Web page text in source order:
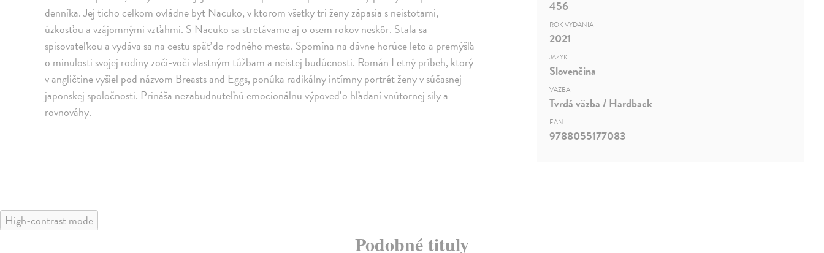
denníka. Jej ticho celkom ovládne byt Nacuko, v ktorom všetky tri ženy zápasia s neistotami,
úzkosťou a vzájomnými vzťahmi. S Nacuko sa stretávame aj o osem rokov neskôr. Stala sa
spisovateľkou a vydáva sa na cestu späť do rodného mesta. Spomína na dávne horúce leto a premýšľa
o minulosti svojej rodiny zoči-voči vlastným túžbam a neistej budúcnosti. Román Letný príbeh, ktorý
v angličtine vyšiel pod názvom Breasts and Eggs, ponúka radikálny intímny portrét ženy v súčasnej
japonskej spoločnosti. Prináša nezabudnuteľnú emocionálnu výpoveď o hľadaní vnútornej sily a
rovnováhy.
456
ROK VYDANIA
2021
JAZYK
Slovenčina
VÄZBA
Tvrdá väzba / Hardback
EAN
9788055177083
High-contrast mode
Podobné tituly